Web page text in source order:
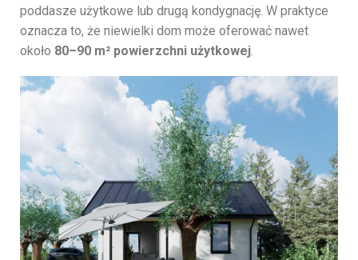
poddasze użytkowe lub drugą kondygnację. W praktyce
oznacza to, że niewielki dom może oferować nawet
około 80–90 m² powierzchni użytkowej.